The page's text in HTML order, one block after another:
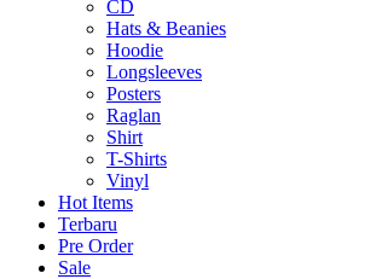
CD
Hats & Beanies
Hoodie
Longsleeves
Posters
Raglan
Shirt
T-Shirts
Vinyl
Hot Items
Terbaru
Pre Order
Sale